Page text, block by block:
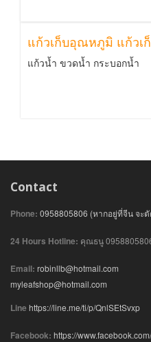
แก้วเก็บอุณหภูมิ แก้วเ
แก้วน้ำ ขวดน้ำ กระบอกน้ำ
Contact
Phone: 0958805806 (หากอยู่ที่จีน จะ
24 Hours Hotline: คุณธนู
Email: robinllb@hotmail.com
myleafshop@hotmail.com
Line https://line.me/ti/p/QnlSEtSvxp
Facebook: https://